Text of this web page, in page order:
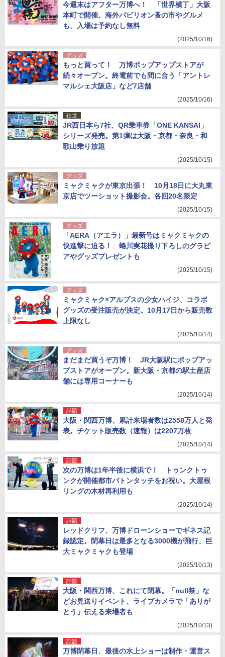
今週末はアフター万博へ！ 「世界横丁」大阪
本町で開催。海外パビリオン蚤の市やグルメ
も、入場は予約なし無料
(2025/10/16)
グッズ
もっと買って！ 万博ポップアップストアが
続々オープン。終電前でも間に合う「アントレ
マルシェ大阪店」など7店舗
(2025/10/16)
鉄道
JR西日本ら7社、QR乗車券「ONE KANSAI」
シリーズ発売。第1弾は大阪・京都・奈良・和
歌山乗り放題
(2025/10/15)
グッズ
ミャクミャクが東京出張！ 10月18日に大丸東
京店でツーショット撮影会。各回20名限定
(2025/10/15)
グッズ
「AERA（アエラ）」最新号はミャクミャクの
快進撃に迫る！ 蜷川実花撮り下ろしのグラビ
アやグッズプレゼントも
(2025/10/15)
グッズ
ミャクミャク×アルプスの少女ハイジ、コラボ
グッズの受注販売が決定。10月17日から販売数
上限なし
(2025/10/14)
グッズ
まだまだ買うぞ万博！ JR大阪駅にポップアッ
プストアがオープン。新大阪・京都の駅土産店
舗には専用コーナーも
(2025/10/14)
話題
大阪・関西万博、累計来場者数は2558万人と発
表。チケット販売数（速報）は2207万枚
(2025/10/14)
話題
次の万博は1年半後に横浜で！ トゥンクトゥ
ンクが開催都市バトンタッチをお祝い。大屋根
リングの木材再利用も
(2025/10/14)
話題
レッドクリフ、万博ドローンショーでギネス記
録認定。閉幕日は最多となる3000機が飛行、巨
大ミャクミャクも登場
(2025/10/13)
話題
大阪・関西万博、これにて閉幕。「null祭」な
どお見送りイベント、ライブカメラで「ありが
とう」伝える来場者も
(2025/10/13)
話題
万博閉幕日、最後の水上ショーは制作・運営ス